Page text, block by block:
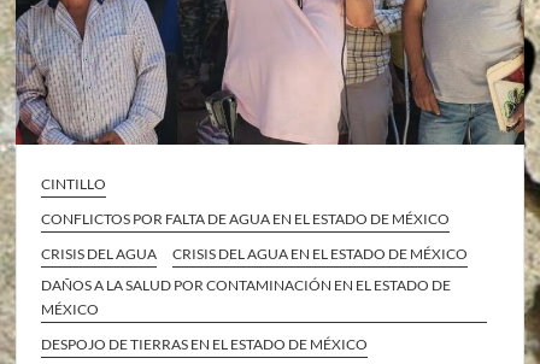
CINTILLO
CONFLICTOS POR FALTA DE AGUA EN EL ESTADO DE MÉXICO
CRISIS DEL AGUA
CRISIS DEL AGUA EN EL ESTADO DE MÉXICO
DAÑOS A LA SALUD POR CONTAMINACIÓN EN EL ESTADO DE
MÉXICO
DESPOJO DE TIERRAS EN EL ESTADO DE MÉXICO